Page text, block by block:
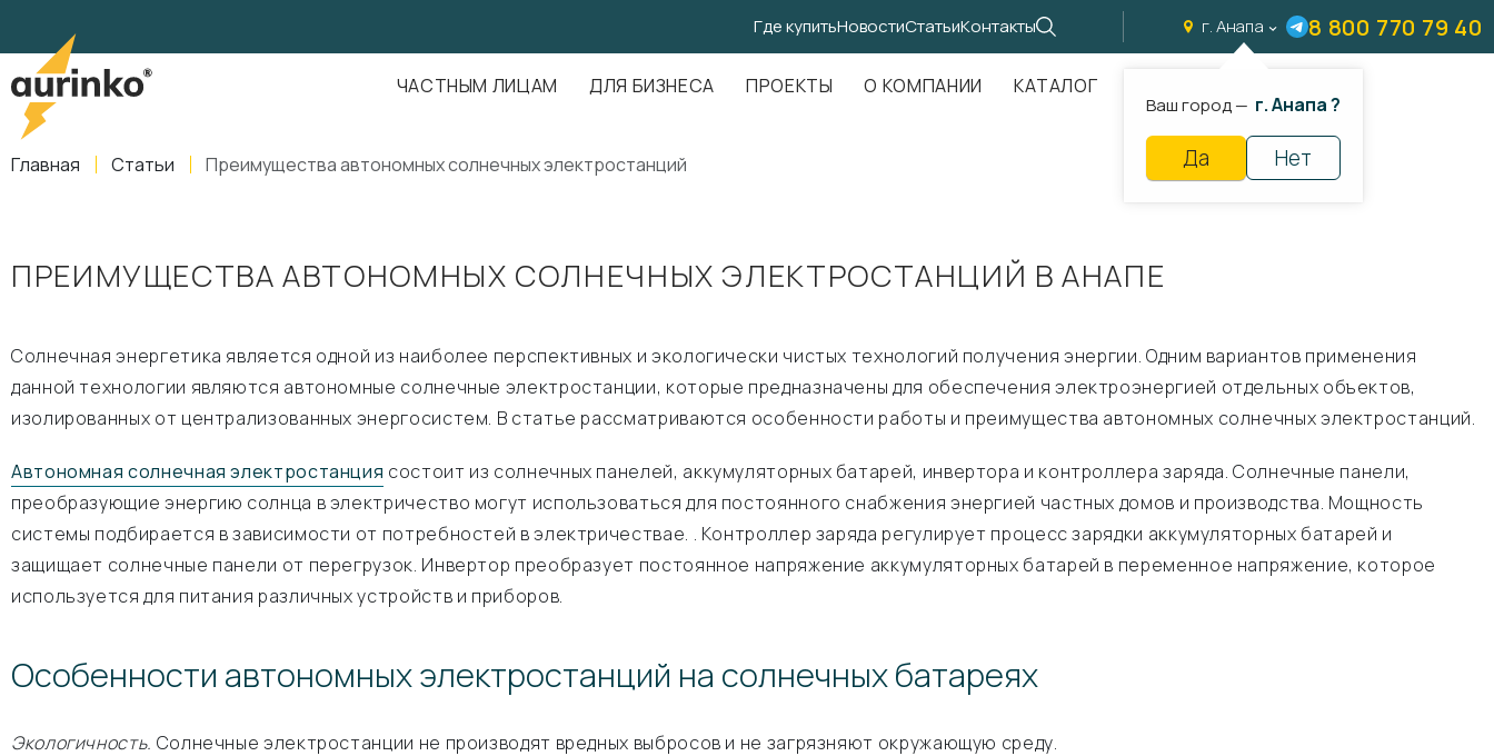
Где купитьНовостиСтатьиКонтакты г. Анапа
Ваш город — г. Анапа ?
Да Нет
8 800 770 79 40
ЧАСТНЫМ ЛИЦАМ ДЛЯ БИЗНЕСА ПРОЕКТЫ О КОМПАНИИ КАТАЛОГ
Главная Статьи Преимущества автономных солнечных электростанций
ПРЕИМУЩЕСТВА АВТОНОМНЫХ СОЛНЕЧНЫХ ЭЛЕКТРОСТАНЦИЙ В АНАПЕ
Солнечная энергетика является одной из наиболее перспективных и экологически чистых технологий получения энергии. Одним вариантов применения
данной технологии являются автономные солнечные электростанции, которые предназначены для обеспечения электроэнергией отдельных объектов,
изолированных от централизованных энергосистем. В статье рассматриваются особенности работы и преимущества автономных солнечных электростанций.
Автономная солнечная электростанция состоит из солнечных панелей, аккумуляторных батарей, инвертора и контроллера заряда. Солнечные панели,
преобразующие энергию солнца в электричество могут использоваться для постоянного снабжения энергией частных домов и производства. Мощность
системы подбирается в зависимости от потребностей в электричествае. . Контроллер заряда регулирует процесс зарядки аккумуляторных батарей и
защищает солнечные панели от перегрузок. Инвертор преобразует постоянное напряжение аккумуляторных батарей в переменное напряжение, которое
используется для питания различных устройств и приборов.
Особенности автономных электростанций на солнечных батареях
Экологичность. Солнечные электростанции не производят вредных выбросов и не загрязняют окружающую среду.
,Свердловская область
info@aurinkos.com
8-800-770-79-40